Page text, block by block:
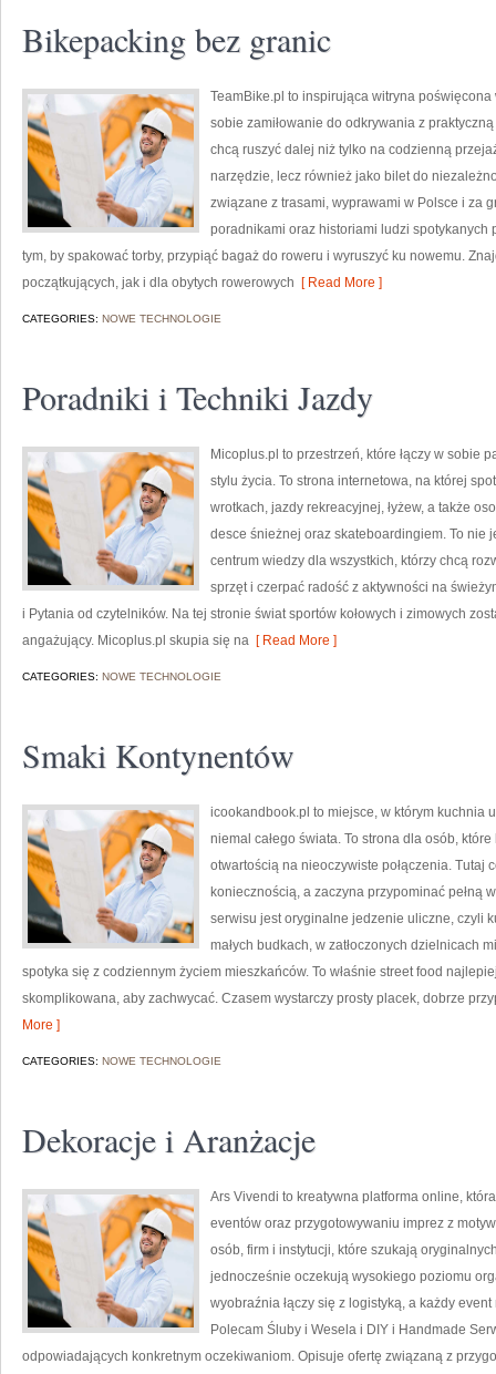
Bikepacking bez granic
TeamBike.pl to inspirująca witryna poświęcona
sobie zamiłowanie do odkrywania z
chcą ruszyć dalej niż tylko na codzienną
narzędzie, lecz również jako bilet do
związane z trasami, wyprawami w Polsce i za
poradnikami oraz historiami ludzi spotykanych
tym, by spakować torby, przypiąć bagaż do roweru i wyruszyć ku nowemu.
początkujących, jak i dla obytych rowerowych [ Read More ]
CATEGORIES: NOWE TECHNOLOGIE
Poradniki i Techniki Jazdy
Micoplus.pl to przestrzeń, które łączy w sobie
stylu życia. To strona internetowa, na której
wrotkach, jazdy rekreacyjnej, łyżew, a także
desce śnieżnej oraz skateboardingiem. To nie
centrum wiedzy dla wszystkich, którzy chcą
sprzęt i czerpać radość z aktywności na
i Pytania od czytelników. Na tej stronie świat sportów kołowych i zimowych
angażujący. Micoplus.pl skupia się na [ Read More ]
CATEGORIES: NOWE TECHNOLOGIE
Smaki Kontynentów
icookandbook.pl to miejsce, w którym kuchnia
niemal całego świata. To strona dla osób,
otwartością na nieoczywiste połączenia. Tutaj
koniecznością, a zaczyna przypominać pełną
serwisu jest oryginalne jedzenie uliczne, czyli
małych budkach, w zatłoczonych dzielnicach
spotyka się z codziennym życiem mieszkańców. To właśnie street food
skomplikowana, aby zachwycać. Czasem wystarczy prosty placek, dobrze
More ]
CATEGORIES: NOWE TECHNOLOGIE
Dekoracje i Aranżacje
Ars Vivendi to kreatywna platforma online,
eventów oraz przygotowywaniu imprez z
osób, firm i instytucji, które szukają
jednocześnie oczekują wysokiego poziomu
wyobraźnia łączy się z logistyką, a każdy
Polecam Śluby i Wesela i DIY i Handmade
odpowiadających konkretnym oczekiwaniom. Opisuje ofertę związaną z